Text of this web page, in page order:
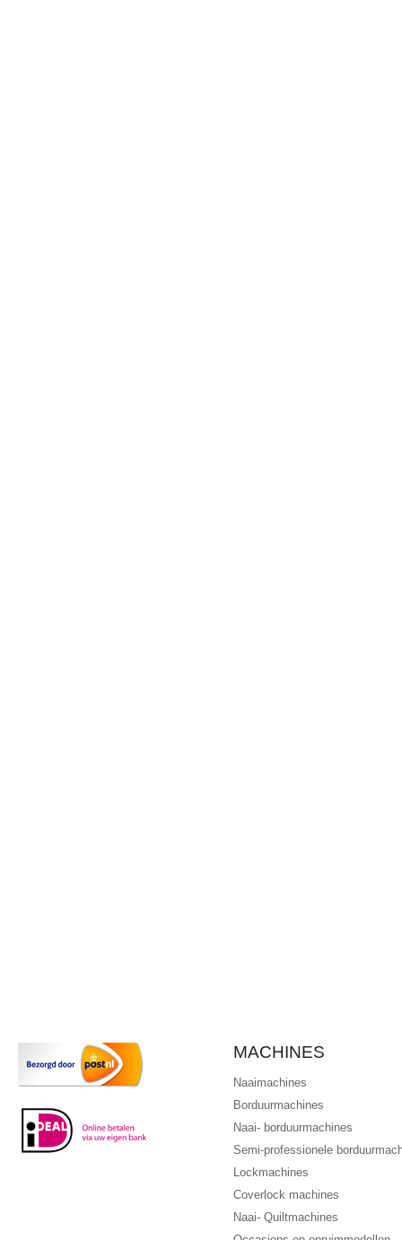
MACHINES
Naaimachines
Borduurmachines
Naai- borduurmachines
Semi-professionele
Lockmachines
Coverlock machines
Naai- Quiltmachines